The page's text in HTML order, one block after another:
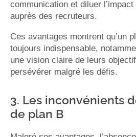
communication et diluer
auprès des recruteurs.
Ces avantages montrent qu’un
toujours indispensable,
une vision claire de leurs
persévérer malgré les défis.
3. Les inconvénients
de plan B